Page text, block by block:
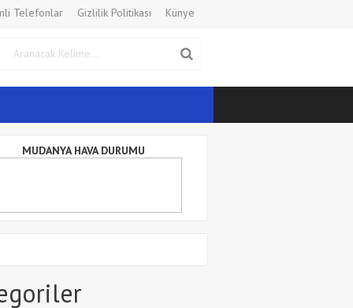
Telefonlar Gizlilik Politikası Künye
MUDANYA HAVA DURUMU